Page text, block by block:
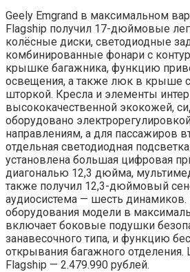
Geely Emgrand в максимальном
Flagship получил 17-дюймовые
колёсные диски, светодиодные
комбинированные фонари с
крышке багажника, функцию
освещения, а также люк в крыше
шторкой. Кресла и элементы
высококачественной экокожей,
оборудовано
направлениям, а для пассажиров
отдельная светодиодная
установлена большая цифровая
диагональю 12,3 дюйма,
также получил 12,3-дюймовый
аудиосистема — шесть
оборудования модели в
включает боковые подушки
занавесочного типа, и функцию
открывания багажного отделения.
Flagship — 2.479.990 рублей.